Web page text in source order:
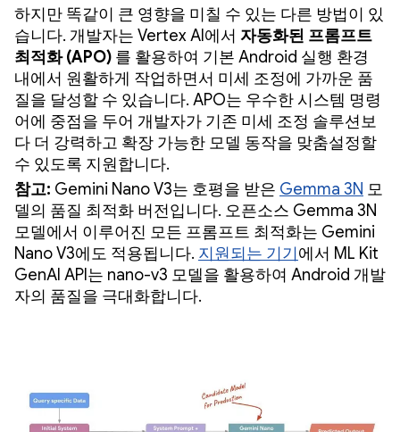
하지만 똑같이 큰 영향을 미칠 수 있는 다른 방법이 있
습니다. 개발자는 Vertex AI에서 자동화된 프롬프트
최적화 (APO) 를 활용하여 기본 Android 실행 환경
내에서 원활하게 작업하면서 미세 조정에 가까운 품
질을 달성할 수 있습니다. APO는 우수한 시스템 명령
어에 중점을 두어 개발자가 기존 미세 조정 솔루션보
다 더 강력하고 확장 가능한 모델 동작을 맞춤설정할
수 있도록 지원합니다.
참고: Gemini Nano V3는 호평을 받은 Gemma 3N 모
델의 품질 최적화 버전입니다. 오픈소스 Gemma 3N
모델에서 이루어진 모든 프롬프트 최적화는 Gemini
Nano V3에도 적용됩니다. 지원되는 기기에서 ML Kit
GenAI API는 nano-v3 모델을 활용하여 Android 개발
자의 품질을 극대화합니다.